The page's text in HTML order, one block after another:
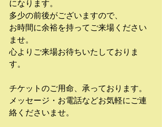
になります。
多少の前後がございますので、
お時間に余裕を持ってご来場ください
ませ。
心よりご来場お待ちいたしておりま
す。
チケットのご用命、承っております。
メッセージ・お電話などお気軽にご連
絡くださいませ。